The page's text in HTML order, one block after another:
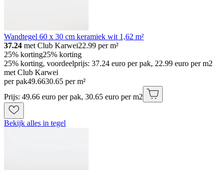
Wandtegel 60 x 30 cm keramiek wit 1,62 m²
37.24 met Club Karwei22.99 per m²
25% korting25% korting
25% korting, voordeelprijs: 37.24 euro per pak, 22.99 euro per m2
met Club Karwei
per pak49.6630.65 per m²
Prijs: 49.66 euro per pak, 30.65 euro per m2
Bekijk alles in tegel